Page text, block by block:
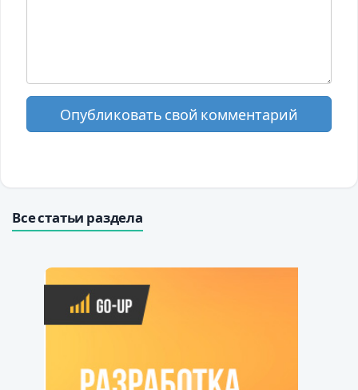
Опубликовать свой комментарий
Все статьи раздела